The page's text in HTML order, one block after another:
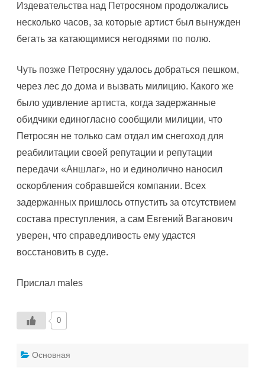
Издевательства над Петросяном продолжались
несколько часов, за которые артист был вынужден
бегать за катающимися негодяями по полю.
Чуть позже Петросяну удалось добраться пешком,
через лес до дома и вызвать милицию. Какого же
было удивление артиста, когда задержанные
обидчики единогласно сообщили милиции, что
Петросян не только сам отдал им снегоход для
реабилитации своей репутации и репутации
передачи «Аншлаг», но и единолично наносил
оскорбления собравшейся компании. Всех
задержанных пришлось отпустить за отсутствием
состава преступления, а сам Евгений Ваганович
уверен, что справедливость ему удастся
восстановить в суде.
Прислал males
0
Основная